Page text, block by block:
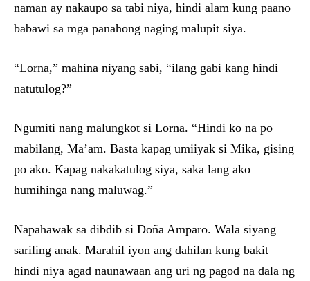
naman ay nakaupo sa tabi niya, hindi alam kung paano
babawi sa mga panahong naging malupit siya.
“Lorna,” mahina niyang sabi, “ilang gabi kang hindi
natutulog?”
Ngumiti nang malungkot si Lorna. “Hindi ko na po
mabilang, Ma’am. Basta kapag umiiyak si Mika, gising
po ako. Kapag nakakatulog siya, saka lang ako
humihinga nang maluwag.”
Napahawak sa dibdib si Doña Amparo. Wala siyang
sariling anak. Marahil iyon ang dahilan kung bakit
hindi niya agad naunawaan ang uri ng pagod na dala ng